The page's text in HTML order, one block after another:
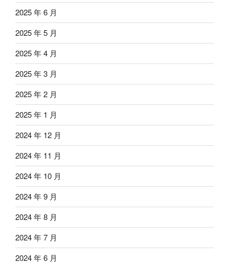
2025 年 6 月
2025 年 5 月
2025 年 4 月
2025 年 3 月
2025 年 2 月
2025 年 1 月
2024 年 12 月
2024 年 11 月
2024 年 10 月
2024 年 9 月
2024 年 8 月
2024 年 7 月
2024 年 6 月